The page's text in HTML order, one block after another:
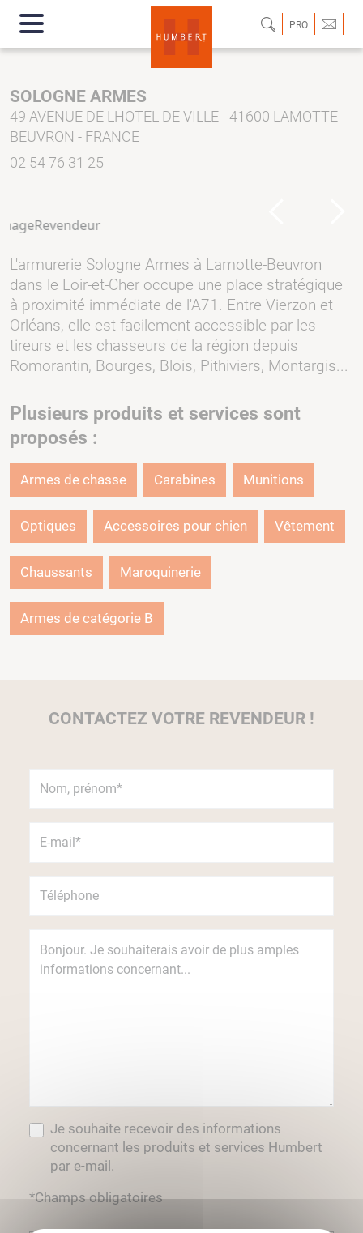
PRO
SOLOGNE ARMES
49 AVENUE DE L'HOTEL DE VILLE - 41600 LAMOTTE
BEUVRON - FRANCE
02 54 76 31 25
L'armurerie Sologne Armes à Lamotte-Beuvron
dans le Loir-et-Cher occupe une place stratégique
à proximité immédiate de l'A71. Entre Vierzon et
Orléans, elle est facilement accessible par les
tireurs et les chasseurs de la région depuis
Romorantin, Bourges, Blois, Pithiviers, Montargis...
Plusieurs produits et services sont
proposés :
Armes de chasse Carabines Munitions
Optiques Accessoires pour chien Vêtement
Chaussants Maroquinerie
Armes de catégorie B
CONTACTEZ VOTRE REVENDEUR !
Je souhaite recevoir des informations
concernant les produits et services Humbert
par e-mail.
*Champs obligatoires